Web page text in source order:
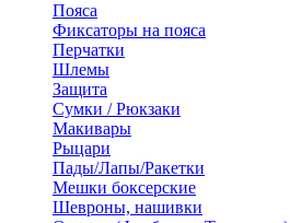
Пояса
Фиксаторы на пояса
Перчатки
Шлемы
Защита
Сумки / Рюкзаки
Макивары
Рыцари
Пады/Лапы/Ракетки
Мешки боксерские
Шевроны, нашивки